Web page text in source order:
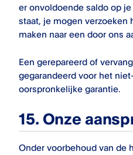
er onvoldoende saldo op je
staat, je mogen verzoeken
maken naar een door ons
Een gerepareerd of
gegarandeerd voor het
oorspronkelijke garantie.
15. Onze
Onder voorbehoud van de